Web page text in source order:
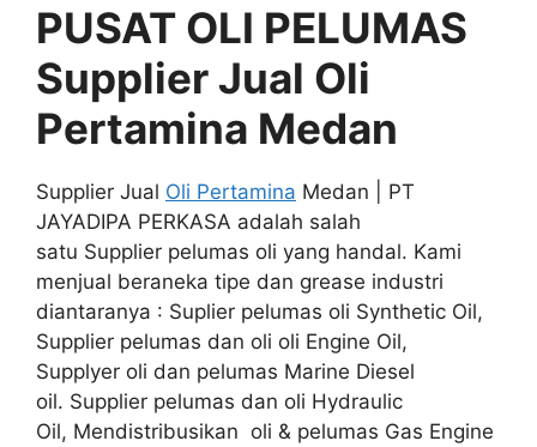
PUSAT OLI PELUMAS
Supplier Jual Oli
Pertamina Medan
Supplier Jual Oli Pertamina Medan | PT
JAYADIPA PERKASA adalah salah
satu Supplier pelumas oli yang handal. Kami
menjual beraneka tipe dan grease industri
diantaranya : Suplier pelumas oli Synthetic Oil,
Supplier pelumas dan oli oli Engine Oil,
Supplyer oli dan pelumas Marine Diesel
oil. Supplier pelumas dan oli Hydraulic
Oil, Mendistribusikan oli & pelumas Gas Engine